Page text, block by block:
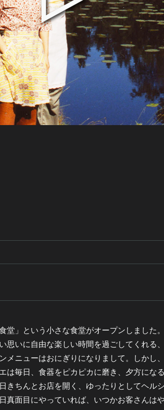
堂」という小さな食堂がオープンしました
思いに自由な楽しい時間を過ごしてくれる
メニューはおにぎりになりまして。しかし
は毎日、食器をピカピカに磨き、夕方にな
きちんとお店を開く、ゆったりとしてヘル
真面目にやっていれば、いつかお客さんは